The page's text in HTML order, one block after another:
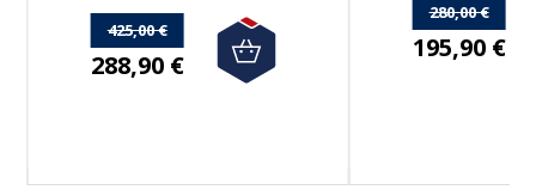
425,00 €
288,90 €
280,00 €
195,90 €